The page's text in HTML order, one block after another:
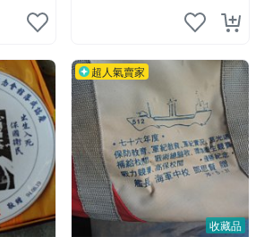
收藏品
超人氣賣家